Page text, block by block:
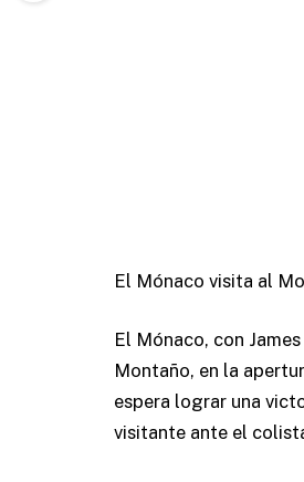
El Mónaco visita al
El Mónaco, con
Montaño, en la
espera lograr una
visitante ante el